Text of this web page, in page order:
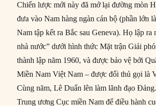
Chiến lược mới này đã mở lại đường mòn
đưa vào Nam hàng ngàn cán bộ (phần lớn
Nam tập kết ra Bắc sau Geneva). Họ lập ra
nhà nước” dưới hình thức Mặt trận Giải
thành lập năm 1960, và được bảo vệ bởi
Miền Nam Việt Nam – được đối thủ gọi là
Cùng năm, Lê Duẩn lên làm lãnh đạo
Trung ương Cục miền Nam để điều hành